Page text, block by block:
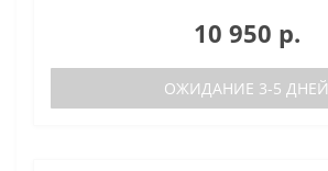
10 950 р.
ОЖИДАНИЕ 3-5 ДНЕЙ